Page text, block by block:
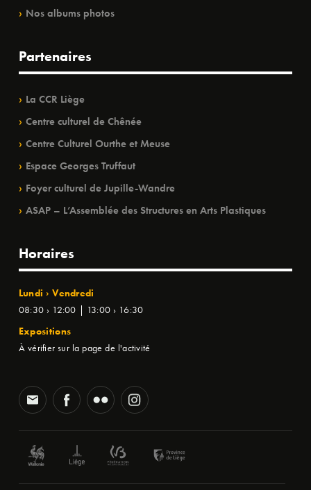
Nos albums photos
Partenaires
La CCR Liège
Centre culturel de Chênée
Centre Culturel Ourthe et Meuse
Espace Georges Truffaut
Foyer culturel de Jupille-Wandre
ASAP – L’Assemblée des Structures en Arts Plastiques
Horaires
Lundi › Vendredi
08:30 › 12:00 | 13:00 › 16:30
Expositions
À vérifier sur la page de l'activité